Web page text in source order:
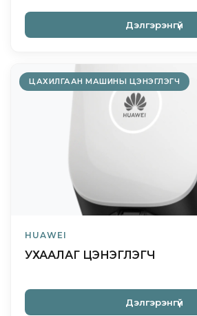
Дэлгэрэнгүй
ЦАХИЛГААН МАШИНЫ ЦЭНЭГЛЭГЧ
HUAWEI
УХААЛАГ ЦЭНЭГЛЭГЧ
Дэлгэрэнгүй